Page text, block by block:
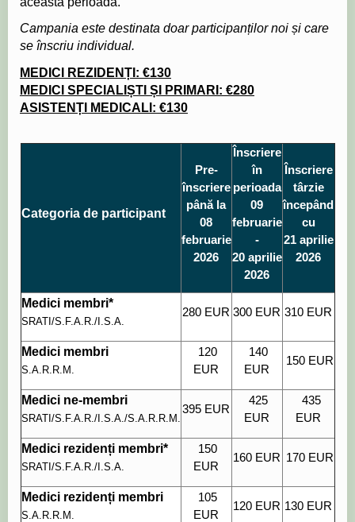
Campania este destinata doar participanților noi și care
se înscriu individual.
MEDICI REZIDENȚI: €130
MEDICI SPECIALIȘTI ȘI PRIMARI: €280
ASISTENȚI MEDICALI: €130
Categoria de participant
Pre-
înscriere
până la
08
februarie
2026
Înscriere
în
perioada
09
februarie
-
20 aprilie
2026
Înscriere
târzie
începând
cu
21 aprilie
2026
Medici membri*
SRATI/S.F.A.R./I.S.A.
280 EUR 300 EUR 310 EUR
Medici membri
S. A.R.R.M.
120
EUR
140
EUR
150 EUR
Medici ne-membri
SRATI /S.F.A.R./I.S.A./S.A.R.R.M.
395 EUR
425
EUR
435
EUR
Medici rezidenți membri*
SRATI/S.F.A.R./I.S.A.
150
EUR
160 EUR 170 EUR
Medici rezidenți membri
S.A.R.R.M.
105
EUR
120 EUR 130 EUR